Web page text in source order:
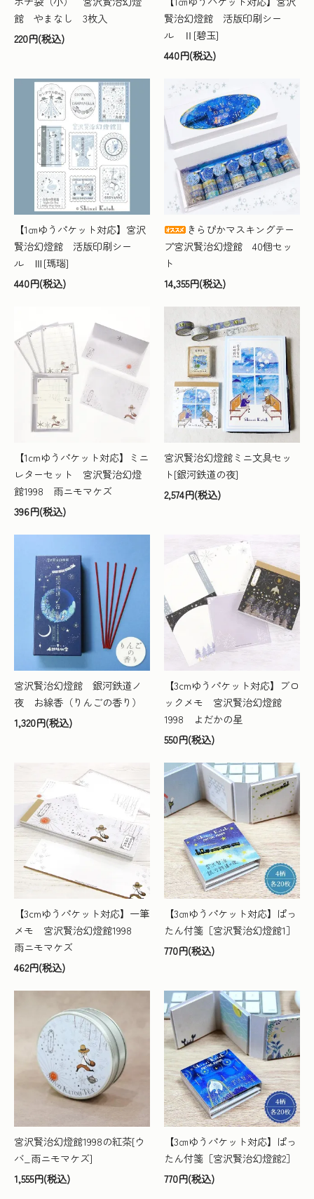
館 やまなし 3枚入
220円(税込)
賢治幻燈館 活版印刷シー
ル Ⅱ[碧玉]
440円(税込)
【1㎝ゆうパケット対応】宮沢
賢治幻燈館 活版印刷シー
ル Ⅲ[瑪瑙]
440円(税込)
きらぴかマスキングテー
プ宮沢賢治幻燈館 40個セッ
ト
14,355円(税込)
【1cmゆうパケット対応】ミニ
レターセット 宮沢賢治幻燈
館1998 雨ニモマケズ
396円(税込)
宮沢賢治幻燈館ミニ文具セッ
ト[銀河鉄道の夜]
2,574円(税込)
宮沢賢治幻燈館 銀河鉄道ノ
夜 お線香（りんごの香り）
1,320円(税込)
【3cmゆうパケット対応】ブロ
ックメモ 宮沢賢治幻燈館
1998 よだかの星
550円(税込)
【3cmゆうパケット対応】一筆
メモ 宮沢賢治幻燈館1998
雨ニモマケズ
462円(税込)
【3㎝ゆうパケット対応】ぱっ
たん付箋［宮沢賢治幻燈館1］
770円(税込)
宮沢賢治幻燈館1998の紅茶[ウ
バ_雨ニモマケズ]
1,555円(税込)
【3㎝ゆうパケット対応】ぱっ
たん付箋［宮沢賢治幻燈館2］
770円(税込)